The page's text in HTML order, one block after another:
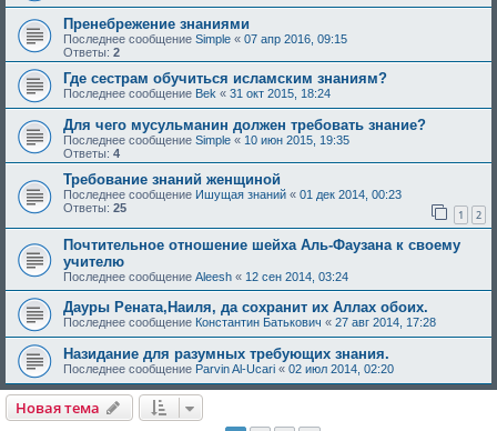
Пренебрежение знаниями
Последнее сообщение Simple « 07 апр 2016, 09:15
Ответы: 2
Где сестрам обучиться исламским знаниям?
Последнее сообщение Bek « 31 окт 2015, 18:24
Для чего мусульманин должен требовать знание?
Последнее сообщение Simple « 10 июн 2015, 19:35
Ответы: 4
Требование знаний женщиной
Последнее сообщение Ишущая знаний « 01 дек 2014, 00:23
Ответы: 25 1 2
Почтительное отношение шейха Аль-Фаузана к своему
учителю
Последнее сообщение Aleesh « 12 сен 2014, 03:24
Дауры Рената,Наиля, да сохранит их Аллах обоих.
Последнее сообщение Константин Батькович « 27 авг 2014, 17:28
Назидание для разумных требующих знания.
Последнее сообщение Parvin Al-Ucari « 02 июл 2014, 02:20
Новая тема